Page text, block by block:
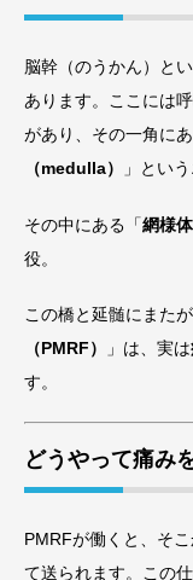
脳幹（のうかん）と
あります。ここには
があり、その一角に
（medulla）
」とい
その中にある「網様
役。
この橋と延髄にまた
（PMRF）
」は、実は
す。
どうやって痛み
PMRFが働くと、そこ
て送られます。この